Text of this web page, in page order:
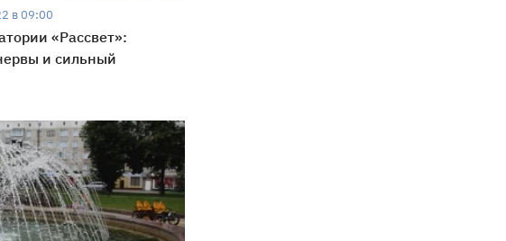
в 09:00
«Рассвет»:
и сильный